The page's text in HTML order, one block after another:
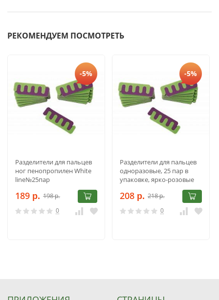
РЕКОМЕНДУЕМ ПОСМОТРЕТЬ
-5%
Разделители для пальцев
ног пенопропилен White
line№25пар
189 р. 198р.
0
-5%
Разделители для пальцев
одноразовые, 25 пар в
упаковке, ярко-розовые
208 р. 218р.
0